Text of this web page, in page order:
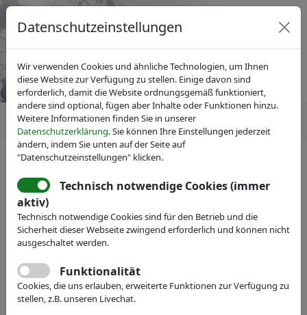
IVAM Fachverband für Mikrotechnik Mitglieder
WISTA Management GmbH
Webseite
Datenschutzeinstellungen
Wir verwenden Cookies und ähnliche Technologien, um Ihnen
diese Website zur Verfügung zu stellen. Einige davon sind
erforderlich, damit die Website ordnungsgemäß funktioniert,
andere sind optional, fügen aber Inhalte oder Funktionen hinzu.
Weitere Informationen finden Sie in unserer
Datenschutzerklärung. Sie können Ihre Einstellungen jederzeit
ändern, indem Sie unten auf der Seite auf
"Datenschutzeinstellungen" klicken.
Technisch notwendige Cookies (immer
aktiv)
Technisch notwendige Cookies sind für den Betrieb und die
Sicherheit dieser Webseite zwingend erforderlich und können nicht
ausgeschaltet werden.
Funktionalität
Cookies, die uns erlauben, erweiterte Funktionen zur Verfügung zu
stellen, z.B. unseren Livechat.